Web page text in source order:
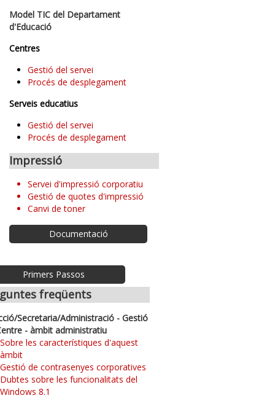
Model TIC del Departament
d'Educació
Centres
Gestió del servei
Procés de desplegament
Serveis educatius
Gestió del servei
Procés de desplegament
Impressió
Servei d'impressió corporatiu
Gestió de quotes d'impressió
Canvi de toner
Documentació
Primers Passos
freqüents
Secretaria/Administració - Gestió
- àmbit administratiu
Sobre les característiques d'aquest
àmbit
Gestió de contrasenyes corporatives
Dubtes sobre les funcionalitats del
Windows 8.1